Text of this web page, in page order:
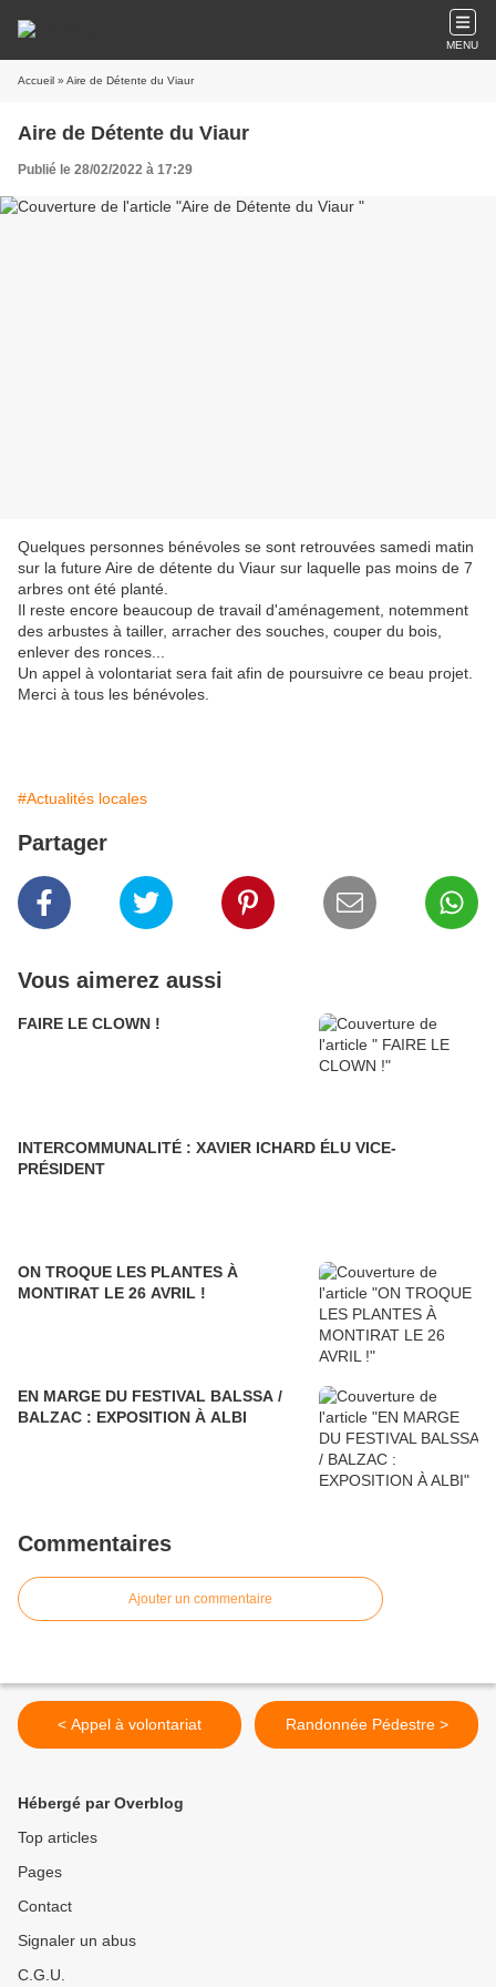
MENU
Accueil » Aire de Détente du Viaur
Aire de Détente du Viaur
Publié le 28/02/2022 à 17:29
Quelques personnes bénévoles se sont retrouvées samedi matin
sur la future Aire de détente du Viaur sur laquelle pas moins de 7
arbres ont été planté.
Il reste encore beaucoup de travail d'aménagement, notemment
des arbustes à tailler, arracher des souches, couper du bois,
enlever des ronces...
Un appel à volontariat sera fait afin de poursuivre ce beau projet.
Merci à tous les bénévoles.
#Actualités locales
Partager
Vous aimerez aussi
FAIRE LE CLOWN !
INTERCOMMUNALITÉ : XAVIER ICHARD ÉLU VICE-
PRÉSIDENT
ON TROQUE LES PLANTES À
MONTIRAT LE 26 AVRIL !
EN MARGE DU FESTIVAL BALSSA /
BALZAC : EXPOSITION À ALBI
Commentaires
Ajouter un commentaire
< Appel à volontariat Randonnée Pédestre >
Hébergé par Overblog
Top articles
Pages
Contact
Signaler un abus
C.G.U.